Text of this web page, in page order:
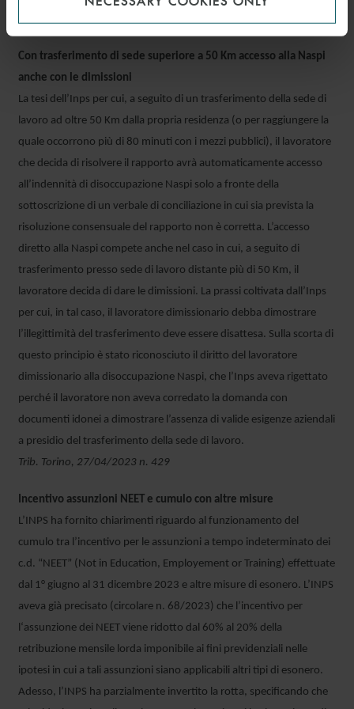
Cass., 05/07/2023 n. 19023
Con trasferimento di sede superiore a 50 Km accesso alla Naspi
anche con le dimissioni
La tesi dell’Inps per cui, a seguito di un trasferimento della sede di
lavoro ad oltre 50 Km dalla propria residenza (o per raggiungere la
quale occorrono più di 80 minuti con i mezzi pubblici), il lavoratore
che decida di risolvere il rapporto avrà automaticamente accesso
all’indennità di disoccupazione Naspi solo a fronte della
sottoscrizione di un verbale di conciliazione in cui sia prevista la
risoluzione consensuale del rapporto non è corretta. L’accesso
diretto alla Naspi compete anche nel caso in cui, a seguito di
trasferimento presso sede di lavoro distante più di 50 Km, il
lavoratore decida di dare le dimissioni. La prassi coltivata dall’Inps
per cui, in tal caso, il lavoratore dimissionario debba dimostrare
l’illegittimità del trasferimento deve essere disattesa. Sulla scorta di
questo principio è stato riconosciuto il diritto del lavoratore
dimissionario alla disoccupazione Naspi, che l’Inps aveva rigettato
perché il lavoratore non aveva corredato la domanda con
documenti idonei a dimostrare l’assenza di valide esigenze aziendali
a presidio del trasferimento della sede di lavoro.
Trib. Torino, 27/04/2023 n. 429
Incentivo assunzioni NEET e cumulo con altre misure
L’INPS ha fornito chiarimenti riguardo al funzionamento del
cumulo tra l’incentivo per le assunzioni a tempo indeterminato dei
c.d. “NEET” (Not in Education, Employement or Training) effettuate
dal 1° giugno al 31 dicembre 2023 e altre misure di esonero. L’INPS
aveva già precisato (circolare n. 68/2023) che l’incentivo per
l‘assunzione dei NEET viene ridotto dal 60% al 20% della
retribuzione mensile lorda imponibile ai fini previdenziali nelle
ipotesi in cui a tali assunzioni siano applicabili altri tipi di esonero.
Adesso, l’INPS ha parzialmente invertito la rotta, specificando che